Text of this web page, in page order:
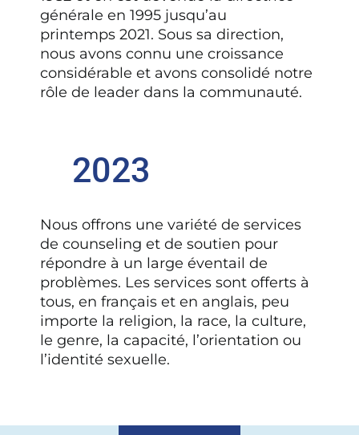
générale en 1995 jusqu’au
printemps 2021. Sous sa direction,
nous avons connu une croissance
considérable et avons consolidé notre
rôle de leader dans la communauté.
2023
Nous offrons une variété de services
de counseling et de soutien pour
répondre à un large éventail de
problèmes. Les services sont offerts à
tous, en français et en anglais, peu
importe la religion, la race, la culture,
le genre, la capacité, l’orientation ou
l’identité sexuelle.